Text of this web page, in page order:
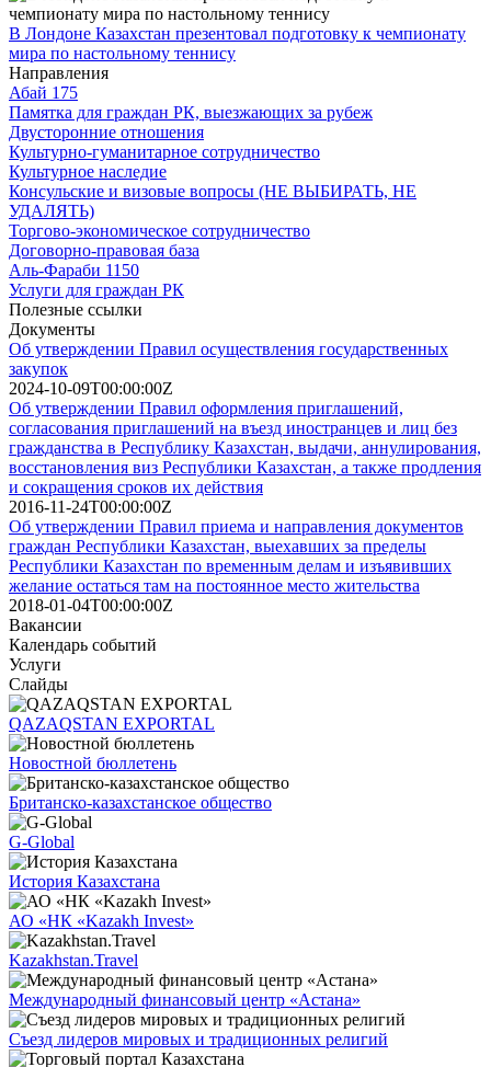
В Лондоне Казахстан презентовал подготовку к чемпионату
мира по настольному теннису
Направления
Абай 175
Памятка для граждан РК, выезжающих за рубеж
Двусторонние отношения
Культурно-гуманитарное сотрудничество
Культурное наследие
Консульские и визовые вопросы (НЕ ВЫБИРАТЬ, НЕ
УДАЛЯТЬ)
Торгово-экономическое сотрудничество
Договорно-правовая база
Аль-Фараби 1150
Услуги для граждан РК
Полезные ссылки
Документы
Об утверждении Правил осуществления государственных
закупок
2024-10-09T00:00:00Z
Об утверждении Правил оформления приглашений,
согласования приглашений на въезд иностранцев и лиц без
гражданства в Республику Казахстан, выдачи, аннулирования,
восстановления виз Республики Казахстан, а также продления
и сокращения сроков их действия
2016-11-24T00:00:00Z
Об утверждении Правил приема и направления документов
граждан Республики Казахстан, выехавших за пределы
Республики Казахстан по временным делам и изъявивших
желание остаться там на постоянное место жительства
2018-01-04T00:00:00Z
Вакансии
Календарь событий
Услуги
Слайды
QAZAQSTAN EXPORTAL
Новостной бюллетень
Британско-казахстанское общество
G-Global
История Казахстана
АО «НК «Kazakh Invest»
Kazakhstan.Travel
Международный финансовый центр «Астана»
Съезд лидеров мировых и традиционных религий